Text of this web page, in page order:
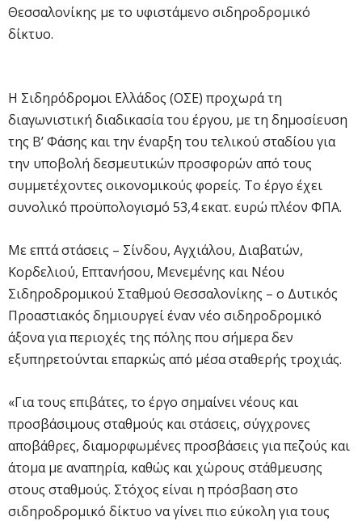
Θεσσαλονίκης με το υφιστάμενο σιδηροδρομικό
δίκτυο.
Η Σιδηρόδρομοι Ελλάδος (ΟΣΕ) προχωρά τη
διαγωνιστική διαδικασία του έργου, με τη δημοσίευση
της Β’ Φάσης και την έναρξη του τελικού σταδίου για
την υποβολή δεσμευτικών προσφορών από τους
συμμετέχοντες οικονομικούς φορείς. Το έργο έχει
συνολικό προϋπολογισμό 53,4 εκατ. ευρώ πλέον ΦΠΑ.
Με επτά στάσεις – Σίνδου, Αγχιάλου, Διαβατών,
Κορδελιού, Επτανήσου, Μενεμένης και Νέου
Σιδηροδρομικού Σταθμού Θεσσαλονίκης – ο Δυτικός
Προαστιακός δημιουργεί έναν νέο σιδηροδρομικό
άξονα για περιοχές της πόλης που σήμερα δεν
εξυπηρετούνται επαρκώς από μέσα σταθερής τροχιάς.
«Για τους επιβάτες, το έργο σημαίνει νέους και
προσβάσιμους σταθμούς και στάσεις, σύγχρονες
αποβάθρες, διαμορφωμένες προσβάσεις για πεζούς και
άτομα με αναπηρία, καθώς και χώρους στάθμευσης
στους σταθμούς. Στόχος είναι η πρόσβαση στο
σιδηροδρομικό δίκτυο να γίνει πιο εύκολη για τους